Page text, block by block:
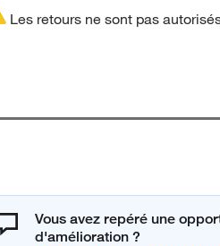
Les retours ne sont pas
Vous avez repéré une
d'amélioration ?